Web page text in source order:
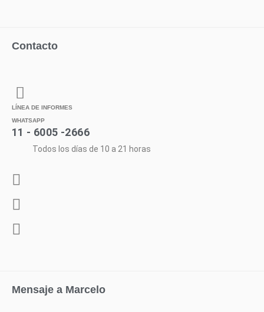
Contacto
LÍNEA DE INFORMES
WHATSAPP
11 - 6005 -2666
Todos los días de 10 a 21 horas
Mensaje a Marcelo